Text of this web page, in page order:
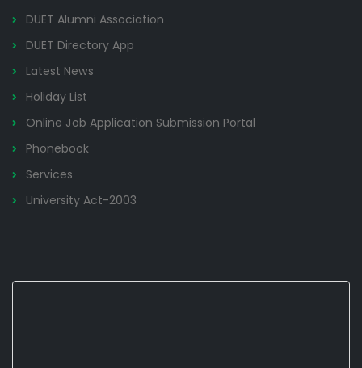
DUET Alumni Association
DUET Directory App
Latest News
Holiday List
Online Job Application Submission Portal
Phonebook
Services
University Act-2003